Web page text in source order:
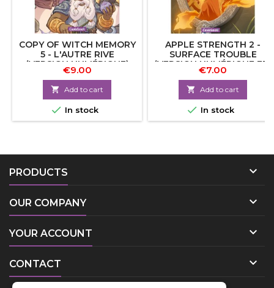
COPY OF WITCH MEMORY
5 - L'AUTRE RIVE
(VERSION NUMÉRIQUE)
€9.00
 Add to cart
 In stock
APPLE STRENGTH 2 -
SURFACE TROUBLE
(VERSION NUMÉRIQUE FR)
€7.00
 Add to cart
 In stock
PRODUCTS 
OUR COMPANY 
YOUR ACCOUNT 
CONTACT 